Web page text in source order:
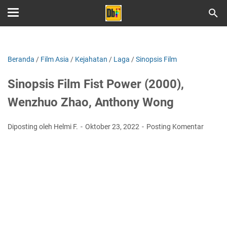
Beranda / Film Asia / Kejahatan / Laga /Sinopsis Film
Sinopsis Film Fist Power (2000),
Wenzhuo Zhao, Anthony Wong
Diposting oleh Helmi F. Oktober 23, 2022 Posting Komentar